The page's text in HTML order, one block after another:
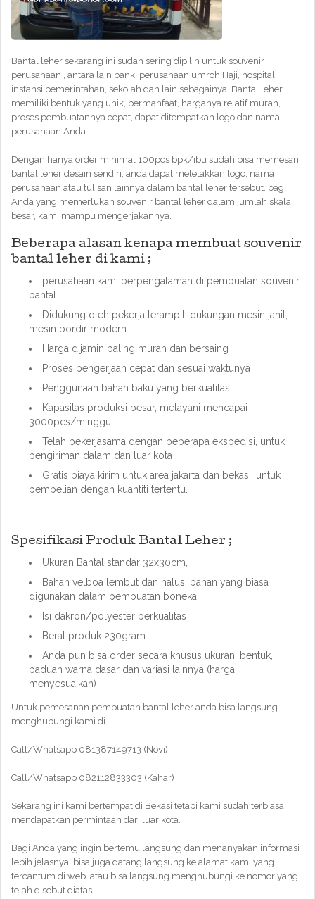
Bantal leher sekarang ini sudah sering dipilih untuk souvenir
perusahaan , antara lain bank, perusahaan umroh Haji, hospital,
instansi pemerintahan, sekolah dan lain sebagainya. Bantal leher
memiliki bentuk yang unik, bermanfaat, harganya relatif murah,
proses pembuatannya cepat, dapat ditempatkan logo dan nama
perusahaan Anda.
Dengan hanya order minimal 100pcs bpk/ibu sudah bisa memesan
bantal leher desain sendiri, anda dapat meletakkan logo, nama
perusahaan atau tulisan lainnya dalam bantal leher tersebut. bagi
Anda yang memerlukan souvenir bantal leher dalam jumlah skala
besar, kami mampu mengerjakannya.
Beberapa alasan kenapa membuat souvenir
bantal leher di kami ;
perusahaan kami berpengalaman di pembuatan souvenir
bantal
Didukung oleh pekerja terampil, dukungan mesin jahit,
mesin bordir modern
Harga dijamin paling murah dan bersaing
Proses pengerjaan cepat dan sesuai waktunya
Penggunaan bahan baku yang berkualitas
Kapasitas produksi besar, melayani mencapai
3000pcs/minggu
Telah bekerjasama dengan beberapa ekspedisi, untuk
pengiriman dalam dan luar kota
Gratis biaya kirim untuk area jakarta dan bekasi, untuk
pembelian dengan kuantiti tertentu.
Spesifikasi Produk Bantal Leher ;
Ukuran Bantal standar 32x30cm,
Bahan velboa lembut dan halus. bahan yang biasa
digunakan dalam pembuatan boneka.
Isi dakron/polyester berkualitas
Berat produk 230gram
Anda pun bisa order secara khusus ukuran, bentuk,
paduan warna dasar dan variasi lainnya (harga
menyesuaikan)
Untuk pemesanan pembuatan bantal leher anda bisa langsung
menghubungi kami di
Call/Whatsapp 081387149713 (Novi)
Call/Whatsapp 082112833303 (Kahar)
Sekarang ini kami bertempat di Bekasi tetapi kami sudah terbiasa
mendapatkan permintaan dari luar kota.
Bagi Anda yang ingin bertemu langsung dan menanyakan informasi
lebih jelasnya, bisa juga datang langsung ke alamat kami yang
tercantum di web. atau bisa langsung menghubungi ke nomor yang
telah disebut diatas.